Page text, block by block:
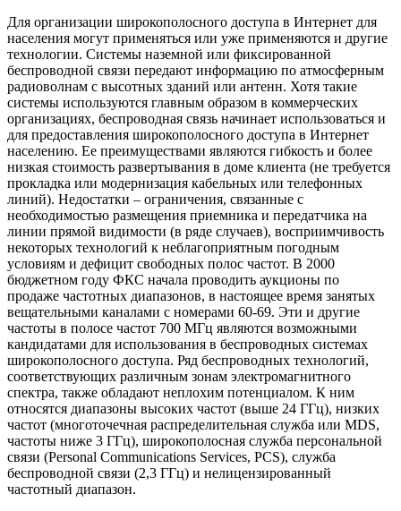
Для организации широкополосного доступа в Интернет для
населения могут применяться или уже применяются и другие
технологии. Системы наземной или фиксированной
беспроводной связи передают информацию по атмосферным
радиоволнам с высотных зданий или антенн. Хотя такие
системы используются главным образом в коммерческих
организациях, беспроводная связь начинает использоваться и
для предоставления широкополосного доступа в Интернет
населению. Ее преимуществами являются гибкость и более
низкая стоимость развертывания в доме клиента (не требуется
прокладка или модернизация кабельных или телефонных
линий). Недостатки – ограничения, связанные с
необходимостью размещения приемника и передатчика на
линии прямой видимости (в ряде случаев), восприимчивость
некоторых технологий к неблагоприятным погодным
условиям и дефицит свободных полос частот. В 2000
бюджетном году ФКС начала проводить аукционы по
продаже частотных диапазонов, в настоящее время занятых
вещательными каналами с номерами 60-69. Эти и другие
частоты в полосе частот 700 МГц являются возможными
кандидатами для использования в беспроводных системах
широкополосного доступа. Ряд беспроводных технологий,
соответствующих различным зонам электромагнитного
спектра, также обладают неплохим потенциалом. К ним
относятся диапазоны высоких частот (выше 24 ГГц), низких
частот (многоточечная распределительная служба или MDS,
частоты ниже 3 ГГц), широкополосная служба персональной
связи (Personal Communications Services, PCS), служба
беспроводной связи (2,3 ГГц) и нелицензированный
частотный диапазон.